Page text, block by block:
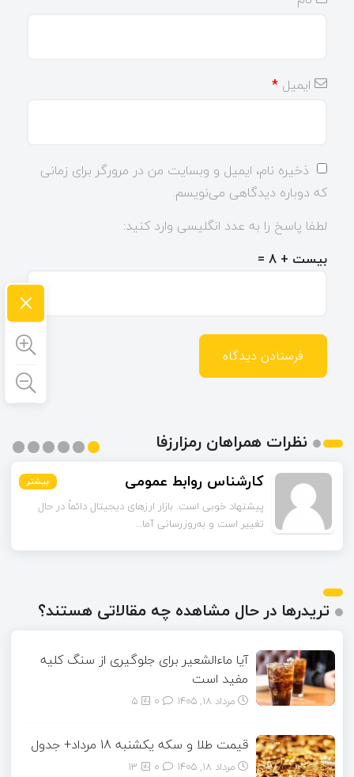
ایمیل *
ذخیره نام، ایمیل و وبسایت من در مرورگر برای زمانی
که دوباره دیدگاهی می‌نویسم.
لطفا پاسخ را به عدد انگلیسی وارد کنید:
بیست + 8 =
نظرات همراهان رمزارزفا
کارشناس روابط عمومی بیشتر
پیشنهاد خوبی است. بازار ارزهای دیجیتال دائماً در حال
تغییر است و به‌روزرسانی آما...
بیشتر
بیشتر
بیشتر
بیشتر
بیشتر
تریدرها در حال مشاهده چه مقالاتی هستند؟
آیا ماءالشعیر برای جلوگیری از سنگ کلیه
مفید است
مرداد ۱۸, ۱۴۰۵ 5
قیمت طلا و سکه یکشنبه 18 مرداد+ جدول
مرداد ۱۸, ۱۴۰۵ 13
×